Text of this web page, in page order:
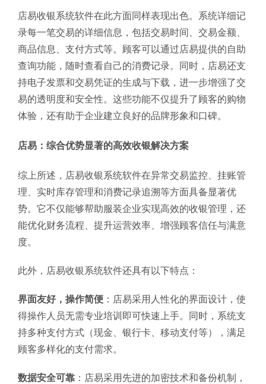
店易收银系统软件在此方面同样表现出色。系统详细记
录每一笔交易的详细信息，包括交易时间、交易金额、
商品信息、支付方式等。顾客可以通过店易提供的自助
查询功能，随时查看自己的消费记录。同时，店易还支
持电子发票和交易凭证的生成与下载，进一步增强了交
易的透明度和安全性。这些功能不仅提升了顾客的购物
体验，还有助于企业建立良好的品牌形象和口碑。
店易：综合优势显著的高效收银解决方案
综上所述，店易收银系统软件在异常交易监控、挂账管
理、实时库存管理和消费记录追溯等方面具备显著优
势。它不仅能够帮助服装企业实现高效的收银管理，还
能优化财务流程、提升运营效率、增强顾客信任与满意
度。
此外，店易收银系统软件还具有以下特点：
界面友好，操作简便 ：店易采用人性化的界面设计，使
得操作人员无需专业培训即可快速上手。同时，系统支
持多种支付方式（现金、银行卡、移动支付等），满足
顾客多样化的支付需求。
数据安全可靠 ：店易采用先进的加密技术和备份机制，